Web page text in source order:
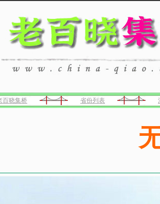
百晓集桥 省份列表